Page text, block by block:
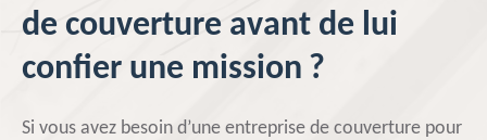
de couverture avant de lui
confier une mission ?
Si vous avez besoin d’une entreprise de couverture pour